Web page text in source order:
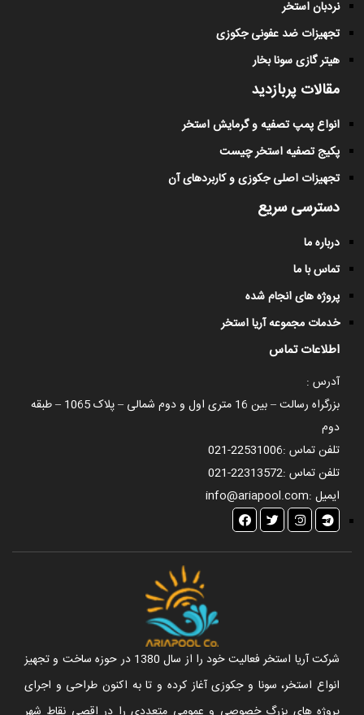
نردبان استخر
تجهیزات ضد عفونی جکوزی
هیتر گازی سونا بخار
مقالات پربازدید
انواع پمپ تصفیه و گرمایش استخر
پکیج تصفیه استخر چیست
تجهیزات اصلی جکوزی و کاربردهای آن
دسترسی سریع
درباره ما
تماس با ما
پروژه های انجام شده
خدمات مجموعه آریا استخر
اطلاعات تماس
آدرس :
بزرگراه رسالت – بین 16 متری اول و دوم شمالی – پلاک 1065 – طبقه
دوم
تلفن تماس :021-22531006
تلفن تماس :021-22313572
ایمیل :info@ariapool.com
شرکت آریا استخر فعالیت خود را از سال 1380 در حوزه ساخت و تجهیز
انواع استخر، سونا و جکوزی آغاز کرده و تا به اکنون طراحی و اجرای